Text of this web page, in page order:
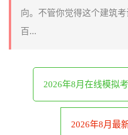
向。不管你觉得这个建筑
百...
2026年8月在线模拟
2026年8月最